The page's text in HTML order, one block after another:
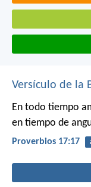
Versículo de la
En todo tiempo
en tiempo de
Proverbios 17:17